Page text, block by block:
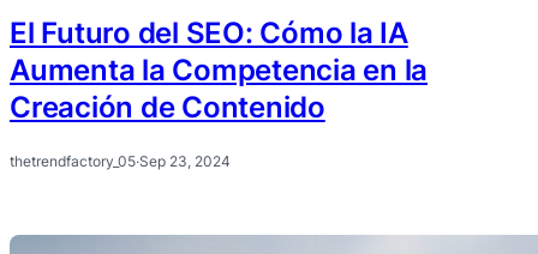
El Futuro del SEO: Cómo la IA
Aumenta la Competencia en la
Creación de Contenido
thetrendfactory_05·Sep 23, 2024